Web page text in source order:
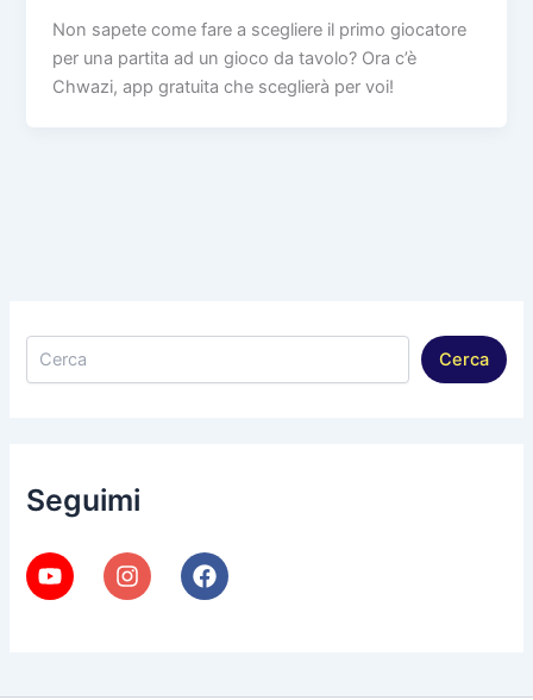
Non sapete come fare a scegliere il primo giocatore
per una partita ad un gioco da tavolo? Ora c’è
Chwazi, app gratuita che sceglierà per voi!
Cerca
Cerca
Seguimi